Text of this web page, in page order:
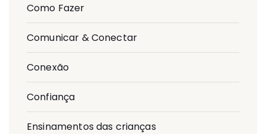
Como Fazer
Comunicar & Conectar
Conexão
Confiança
Ensinamentos das crianças